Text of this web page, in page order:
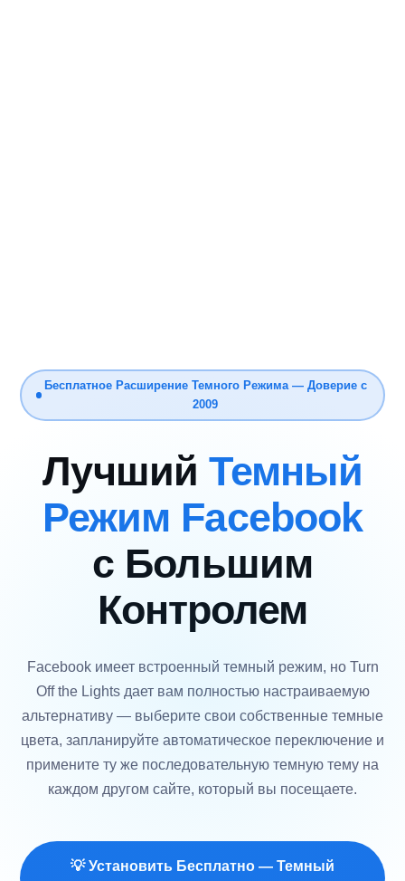
Бесплатное Расширение Темного Режима — Доверие с
2009
ЛучшийТемный
Режим Facebook
с Большим
Контролем
Facebook имеет встроенный темный режим, но Turn
Off the Lights дает вам полностью настраиваемую
альтернативу — выберите свои собственные темные
цвета, запланируйте автоматическое переключение и
примените ту же последовательную темную тему на
каждом другом сайте, который вы посещаете.
💡 Установить Бесплатно — Темный